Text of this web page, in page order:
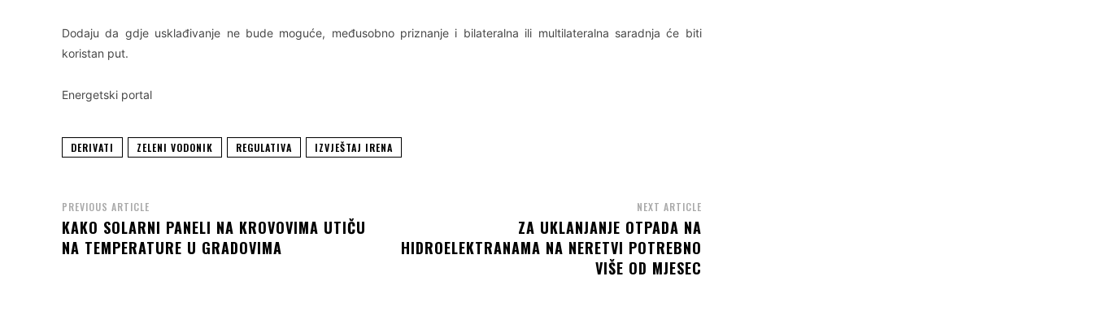
Dodaju da gdje usklađivanje ne bude moguće, međusobno priznanje i bilateralna ili multilateralna saradnja će biti
koristan put.
Energetski portal
DERIVATI ZELENI VODONIK REGULATIVA IZVJEŠTAJ IRENA
PREVIOUS ARTICLE
KAKO SOLARNI PANELI NA KROVOVIMA UTIČU
NA TEMPERATURE U GRADOVIMA
NEXT ARTICLE
ZA UKLANJANJE OTPADA NA
HIDROELEKTRANAMA NA NERETVI POTREBNO
VIŠE OD MJESEC